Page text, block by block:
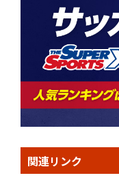
関連リンク